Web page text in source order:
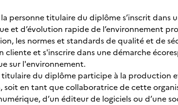
la personne titulaire du diplôme s’inscrit
et d’évolution rapide de l’environnement
les normes et standards de qualité et de
cliente et s'inscrire dans une démarche
sur l'environnement.
titulaire du diplôme participe à la production
soit en tant que collaboratrice de cette
d’un éditeur de logiciels ou d’une